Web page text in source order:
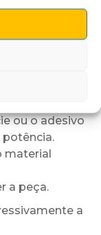
manusear
ou o adesivo
material
a peça.
a